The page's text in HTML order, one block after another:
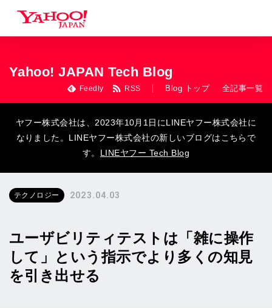
Yahoo! JAPAN Tech Blog
Feedly RSS Blog トップ 全記事一覧
ヤフー株式会社は、2023年10月1日にLINEヤフー株式会社に
なりました。LINEヤフー株式会社の新しいブログはこちらで
す。 LINEヤフー Tech Blog
テクノロジー 2023.04.03
ユーザビリティテストは「雑に操作
して」という指示でより多くの知見
を引き出せる